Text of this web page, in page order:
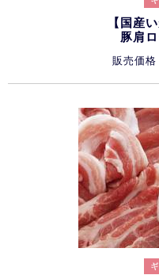
【国産
豚肩
販売価格